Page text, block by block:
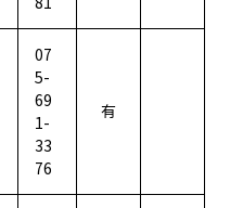
07
5-
69
1-
33
76
有